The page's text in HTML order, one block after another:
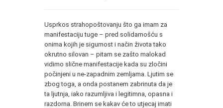
Usprkos strahopoštovanju što ga imam za
manifestaciju tuge – pred solidarnošću s
onima kojih je sigurnost i način života tako
okrutno silovan – pitam se zašto malokad
vidimo slične manifestacije kada su zločini
počinjeni u ne-zapadnim zemljama. Ljutim se
zbog toga, a onda postanem zabrinuta da je
ta ljutnja, iako razumljiva i legitimna, opasna i
razdorna. Brinem se kakav će to utjecaj imati